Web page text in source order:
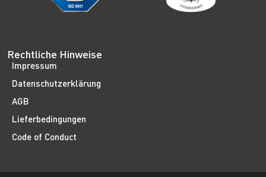
Rechtliche Hinweise
Impressum
Datenschutzerklärung
AGB
Lieferbedingungen
Code of Conduct